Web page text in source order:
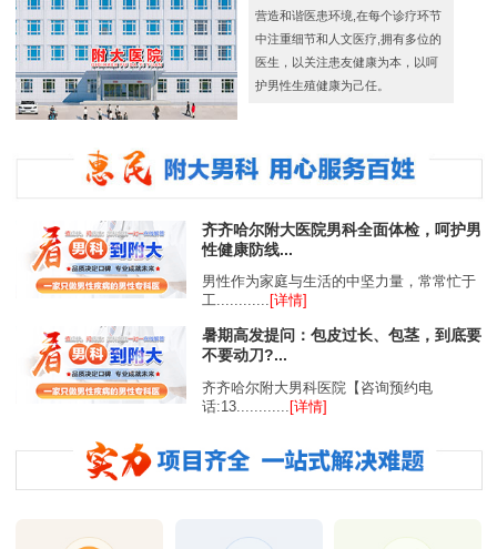
营造和谐医患环境,在每个诊疗环节
中注重细节和人文医疗,拥有多位的
医生，以关注患友健康为本，以呵
护男性生殖健康为己任。
齐齐哈尔附大医院男科全面体检，呵护男
性健康防线...
男性作为家庭与生活的中坚力量，常常忙于
工............ [详情]
暑期高发提问：包皮过长、包茎，到底要
不要动刀?...
齐齐哈尔附大男科医院【咨询预约电
话:13............
[详情]